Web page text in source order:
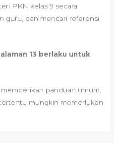
PKN kelas 9 secara
guru, dan mencari referensi
13 berlaku untuk
panduan umum.
mungkin memerlukan